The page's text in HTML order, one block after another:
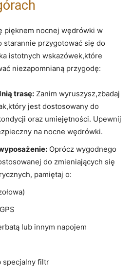
pięknem⁣ nocnej wędrówki w
starannie przygotować się do
istotnych wskazówek,które
niezapomnianą przygodę:
trasę: Zanim wyruszysz,zbadaj
jest dostosowany do
oraz umiejętności. Upewnij
na nocne wędrówki.
Oprócz ⁢wygodnego
⁤do zmieniających się
pamiętaj o:
lub innym napojem
specjalny filtr